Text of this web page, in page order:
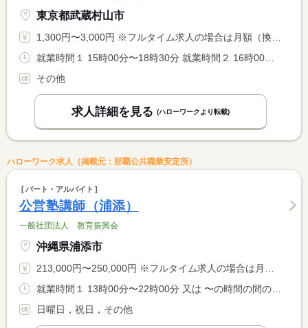
東京都武蔵村山市
1,300円〜3,000円 ※フルタイム求人の場合は月額（換算額）、パート求人の場合は時間額を表示しています。
その他
求人詳細を見る (ハローワークより転載)
ハローワーク求人（掲載元：那覇公共職業安定所）
パート・アルバイト
公営塾講師（浦添）
一般社団法人 教育振興会
沖縄県浦添市
213,000円〜250,000円 ※フルタイム求人の場合は月額（換算額）、パート求人の場合は時間額を表示しています。
日曜日，祝日，その他